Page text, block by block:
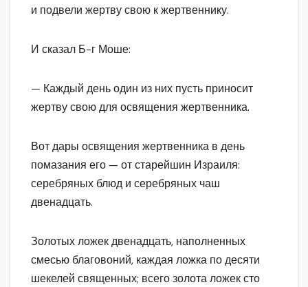
и подвели жертву свою к жертвеннику.
И сказал Б-г Моше:
— Каждый день один из них пусть приносит
жертву свою для освящения жертвенника.
Вот дары освящения жертвенника в день
помазания его — от старейшин Израиля:
серебряных блюд и серебряных чаш
двенадцать.
Золотых ложек двенадцать, наполненных
смесью благовоний, каждая ложка по десяти
шекелей священных; всего золота ложек сто